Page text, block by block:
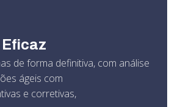
de forma definitiva, com análise
ágeis com
e corretivas,